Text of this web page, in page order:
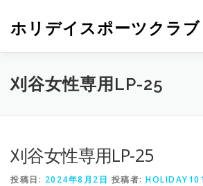
ホリデイスポーツクラブ
刈谷女性専用LP-25
刈谷女性専用LP-25
投稿日: 2024年8月2日 投稿者: